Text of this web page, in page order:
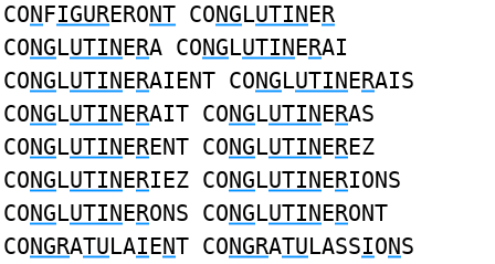
CONFIGURERONT CONGLUTINER
CONGLUTINERA CONGLUTINERAI
CONGLUTINERAIENT CONGLUTINERAIS
CONGLUTINERAIT CONGLUTINERAS
CONGLUTINERENT CONGLUTINEREZ
CONGLUTINERIEZ CONGLUTINERIONS
CONGLUTINERONS CONGLUTINERONT
CONGRATULAIENT CONGRATULASSIONS